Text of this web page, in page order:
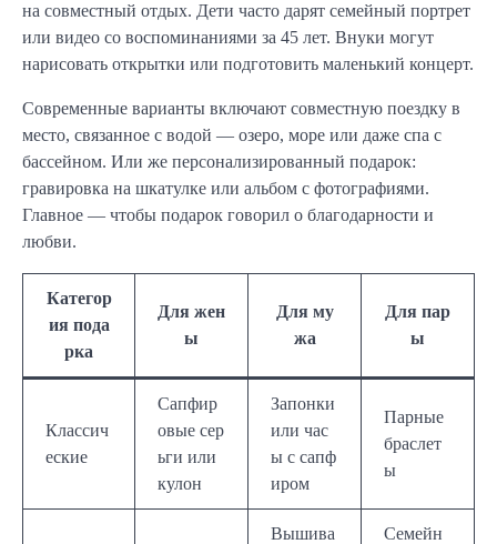
на совместный отдых. Дети часто дарят семейный портрет
или видео со воспоминаниями за 45 лет. Внуки могут
нарисовать открытки или подготовить маленький концерт.
Современные варианты включают совместную поездку в
место, связанное с водой — озеро, море или даже спа с
бассейном. Или же персонализированный подарок:
гравировка на шкатулке или альбом с фотографиями.
Главное — чтобы подарок говорил о благодарности и
любви.
Категор
ия пода
рка
Для жен
ы
Для му
жа
Для пар
ы
Классич
еские
Сапфир
овые сер
ьги или
кулон
Запонки
или час
ы с сапф
иром
Парные
браслет
ы
Вышива
Семейн